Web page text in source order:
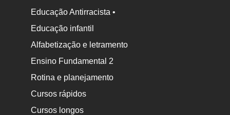
Educação Antirracista •
Educação infantil
Alfabetização e letramento
Ensino Fundamental 2
Rotina e planejamento
Cursos rápidos
Cursos longos